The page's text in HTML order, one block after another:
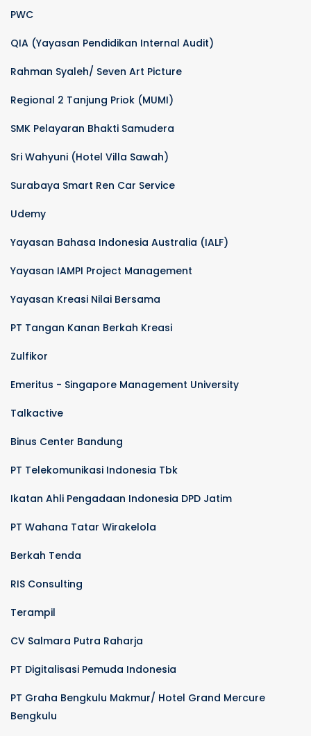
PWC
QIA (Yayasan Pendidikan Internal Audit)
Rahman Syaleh/ Seven Art Picture
Regional 2 Tanjung Priok (MUMI)
SMK Pelayaran Bhakti Samudera
Sri Wahyuni (Hotel Villa Sawah)
Surabaya Smart Ren Car Service
Udemy
Yayasan Bahasa Indonesia Australia (IALF)
Yayasan IAMPI Project Management
Yayasan Kreasi Nilai Bersama
PT Tangan Kanan Berkah Kreasi
Zulfikor
Emeritus - Singapore Management University
Talkactive
Binus Center Bandung
PT Telekomunikasi Indonesia Tbk
Ikatan Ahli Pengadaan Indonesia DPD Jatim
PT Wahana Tatar Wirakelola
Berkah Tenda
RIS Consulting
Terampil
CV Salmara Putra Raharja
PT Digitalisasi Pemuda Indonesia
PT Graha Bengkulu Makmur/ Hotel Grand Mercure
Bengkulu